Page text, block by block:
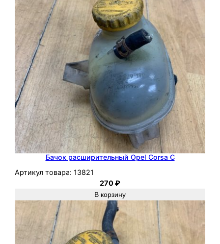
Бачок расширительный Opel Corsa C
Артикул товара: 13821
270₽
В корзину